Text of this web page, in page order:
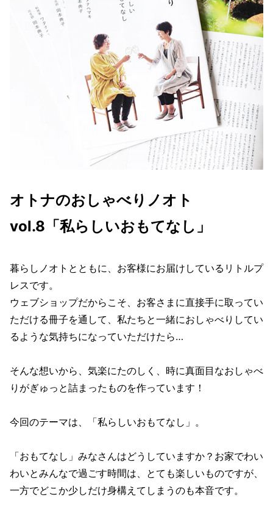
オトナのおしゃべりノオト
vol.8「私らしいおもてなし」
暮らしノオトとともに、お客様にお届けしているリトルプ
レスです。
ウェブショップだからこそ、お客さまに直接手に取ってい
ただける冊子を通して、私たちと一緒におしゃべりしてい
るような気持ちになっていただけたら…
そんな想いから、気楽にたのしく、時に真面目なおしゃべ
りがぎゅっと詰まったものを作っています！
今回のテーマは、「私らしいおもてなし」。
「おもてなし」みなさんはどうしていますか？お家でわい
わいとみんなで過ごす時間は、とても楽しいものですが、
一方でどこか少しだけ身構えてしまうのも本音です。